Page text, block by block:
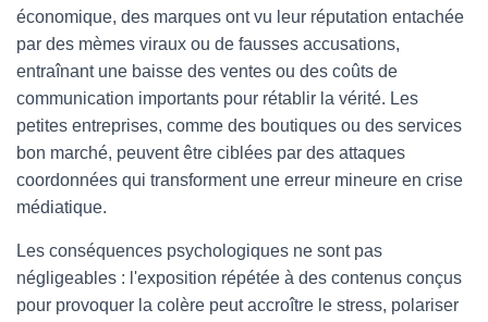
économique, des marques ont vu leur réputation entachée
par des mèmes viraux ou de fausses accusations,
entraînant une baisse des ventes ou des coûts de
communication importants pour rétablir la vérité. Les
petites entreprises, comme des boutiques ou des services
bon marché, peuvent être ciblées par des attaques
coordonnées qui transforment une erreur mineure en crise
médiatique.
Les conséquences psychologiques ne sont pas
négligeables : l'exposition répétée à des contenus conçus
pour provoquer la colère peut accroître le stress, polariser